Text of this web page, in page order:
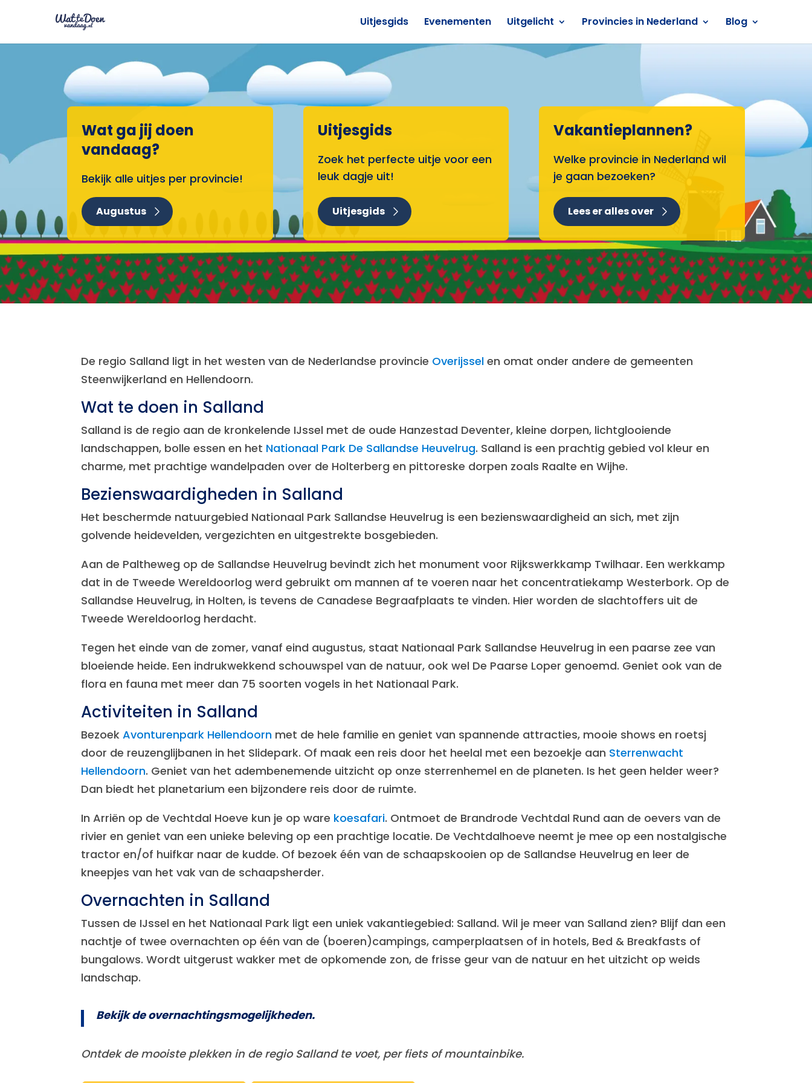
Uitjesgids Evenementen Uitgelicht Provincies in Nederland Blog
Wat ga jij doen
vandaag?
Bekijk alle uitjes per provincie!
Augustus
Uitjesgids
Zoek het perfecte uitje voor een
leuk dagje uit!
Uitjesgids
Vakantieplannen?
Welke provincie in Nederland wil
je gaan bezoeken?
Lees er alles over
De regio Salland ligt in het westen van de Nederlandse provincie Overijssel en omat onder andere de gemeenten
Steenwijkerland en Hellendoorn.
Wat te doen in Salland
Salland is de regio aan de kronkelende IJssel met de oude Hanzestad Deventer, kleine dorpen, lichtglooiende
landschappen, bolle essen en het Nationaal Park De Sallandse Heuvelrug. Salland is een prachtig gebied vol kleur en
charme, met prachtige wandelpaden over de Holterberg en pittoreske dorpen zoals Raalte en Wijhe.
Bezienswaardigheden in Salland
Het beschermde natuurgebied Nationaal Park Sallandse Heuvelrug is een bezienswaardigheid an sich, met zijn
golvende heidevelden, vergezichten en uitgestrekte bosgebieden.
Aan de Paltheweg op de Sallandse Heuvelrug bevindt zich het monument voor Rijkswerkkamp Twilhaar. Een werkkamp
dat in de Tweede Wereldoorlog werd gebruikt om mannen af te voeren naar het concentratiekamp Westerbork. Op de
Sallandse Heuvelrug, in Holten, is tevens de Canadese Begraafplaats te vinden. Hier worden de slachtoffers uit de
Tweede Wereldoorlog herdacht.
Tegen het einde van de zomer, vanaf eind augustus, staat Nationaal Park Sallandse Heuvelrug in een paarse zee van
bloeiende heide. Een indrukwekkend schouwspel van de natuur, ook wel De Paarse Loper genoemd. Geniet ook van de
flora en fauna met meer dan 75 soorten vogels in het Nationaal Park.
Activiteiten in Salland
BezoekAvonturenpark Hellendoorn met de hele familie en geniet van spannende attracties, mooie shows en roetsj
door de reuzenglijbanen in het Slidepark. Of maak een reis door het heelal met een bezoekje aan Sterrenwacht
Hellendoorn. Geniet van het adembenemende uitzicht op onze sterrenhemel en de planeten. Is het geen helder weer?
Dan biedt het planetarium een bijzondere reis door de ruimte.
In Arriën op de Vechtdal Hoeve kun je op ware koesafari. Ontmoet de Brandrode Vechtdal Rund aan de oevers van de
rivier en geniet van een unieke beleving op een prachtige locatie. De Vechtdalhoeve neemt je mee op een nostalgische
tractor en/of huifkar naar de kudde. Of bezoek één van de schaapskooien op de Sallandse Heuvelrug en leer de
kneepjes van het vak van de schaapsherder.
Overnachten in Salland
Tussen de IJssel en het Nationaal Park ligt een uniek vakantiegebied: Salland. Wil je meer van Salland zien? Blijf dan een
nachtje of twee overnachten op één van de (boeren)campings, camperplaatsen of in hotels, Bed & Breakfasts of
bungalows. Wordt uitgerust wakker met de opkomende zon, de frisse geur van de natuur en het uitzicht op weids
landschap.
Bekijk de overnachtingsmogelijkheden.
Ontdek de mooiste plekken in de regio Salland te voet, per fiets of mountainbike.